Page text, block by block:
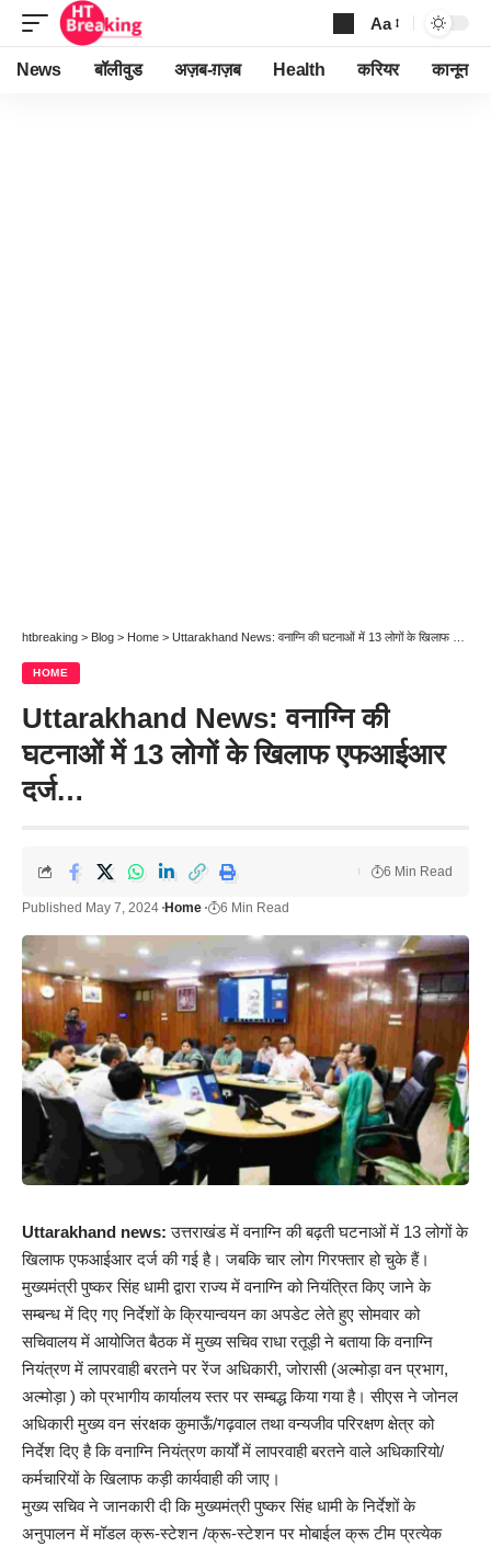
Font
Resizer
Aa
News बॉलीवुड अज़ब-ग़ज़ब Health करियर कानून
htbreaking > Blog > Home > Uttarakhand News: वनाग्नि की घटनाओं में 13 लोगों के खिलाफ एफआईआर दर्ज…
HOME
Uttarakhand News: वनाग्नि की
घटनाओं में 13 लोगों के खिलाफ एफआईआर
दर्ज…
Published May 7, 2024 Home 6 Min Read
6 Min Read
Uttarakhand news:उत्तराखंड में वनाग्नि की बढ़ती घटनाओं में 13 लोगों के
खिलाफ एफआईआर दर्ज की गई है। जबकि चार लोग गिरफ्तार हो चुके हैं।
मुख्यमंत्री पुष्कर सिंह धामी द्वारा राज्य में वनाग्नि को नियंत्रित किए जाने के
सम्बन्ध में दिए गए निर्देशों के क्रियान्वयन का अपडेट लेते हुए सोमवार को
सचिवालय में आयोजित बैठक में मुख्य सचिव राधा रतूड़ी ने बताया कि वनाग्नि
नियंत्रण में लापरवाही बरतने पर रेंज अधिकारी, जोरासी (अल्मोड़ा वन प्रभाग,
अल्मोड़ा ) को प्रभागीय कार्यालय स्तर पर सम्बद्ध किया गया है। सीएस ने जोनल
अधिकारी मुख्य वन संरक्षक कुमाऊँ/गढ़वाल तथा वन्यजीव परिरक्षण क्षेत्र को
निर्देश दिए है कि वनाग्नि नियंत्रण कार्यों में लापरवाही बरतने वाले अधिकारियो/
कर्मचारियों के खिलाफ कड़ी कार्यवाही की जाए।
मुख्य सचिव ने जानकारी दी कि मुख्यमंत्री पुष्कर सिंह धामी के निर्देशों के
अनुपालन में मॉडल क्रू-स्टेशन /क्रू-स्टेशन पर मोबाईल क्रू टीम प्रत्येक